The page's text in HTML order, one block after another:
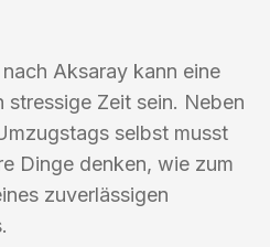
Aksaray kann eine
stressige Zeit sein. Neben
selbst musst
Dinge denken, wie zum
zuverlässigen